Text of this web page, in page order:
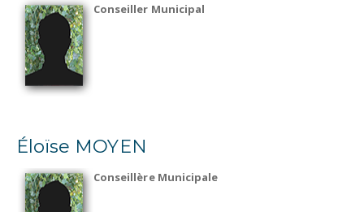
Conseiller Municipal
Éloïse MOYEN
Conseillère Municipale